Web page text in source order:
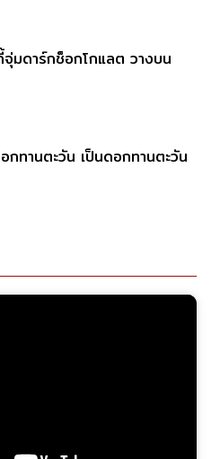
จุ่มดาร์กช็อกโกแลต วางบน
กทานตะวัน เป็นดอกทานตะวัน